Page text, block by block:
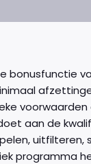
aan de
uitfilteren,
programma